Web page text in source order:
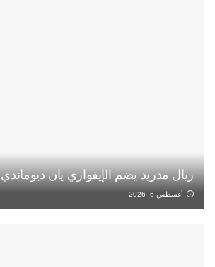
ريال مدريد يضم الإيفواري يان ديوماندي
أغسطس 6, 2026